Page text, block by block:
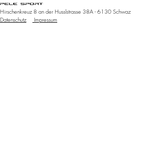
Kellerjochkapelle
Hirschenkreuz 8 an der Husslstrasse 38A - 6130 Schwaz
Datenschutz
Impressum